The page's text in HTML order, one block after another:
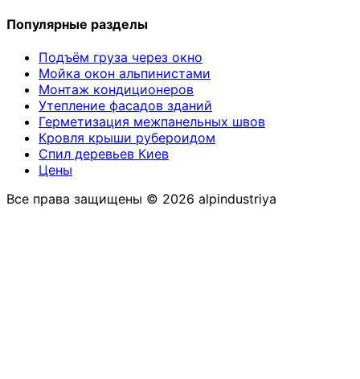
Популярные разделы
Подъём груза через окно
Мойка окон альпинистами
Монтаж кондиционеров
Утепление фасадов зданий
Герметизация межпанельных швов
Кровля крыши рубероидом
Спил деревьев Киев
Цены
Все права защищены © 2026 alpindustriya